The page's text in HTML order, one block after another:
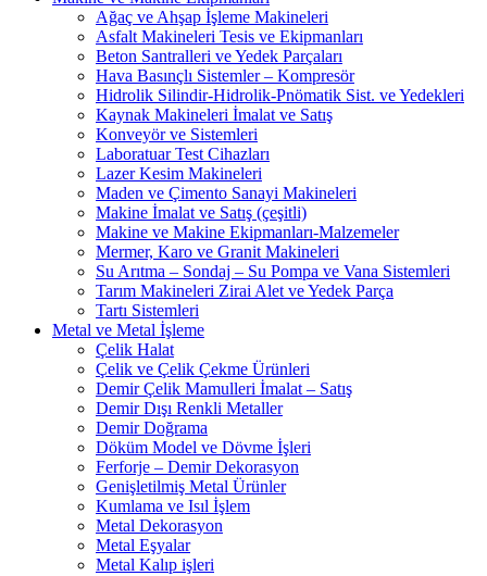
Ağaç ve Ahşap İşleme Makineleri
Asfalt Makineleri Tesis ve Ekipmanları
Beton Santralleri ve Yedek Parçaları
Hava Basınçlı Sistemler – Kompresör
Hidrolik Silindir-Hidrolik-Pnömatik Sist. ve Yedekleri
Kaynak Makineleri İmalat ve Satış
Konveyör ve Sistemleri
Laboratuar Test Cihazları
Lazer Kesim Makineleri
Maden ve Çimento Sanayi Makineleri
Makine İmalat ve Satış (çeşitli)
Makine ve Makine Ekipmanları-Malzemeler
Mermer, Karo ve Granit Makineleri
Su Arıtma – Sondaj – Su Pompa ve Vana Sistemleri
Tarım Makineleri Zirai Alet ve Yedek Parça
Tartı Sistemleri
Metal ve Metal İşleme
Çelik Halat
Çelik ve Çelik Çekme Ürünleri
Demir Çelik Mamulleri İmalat – Satış
Demir Dışı Renkli Metaller
Demir Doğrama
Döküm Model ve Dövme İşleri
Ferforje – Demir Dekorasyon
Genişletilmiş Metal Ürünler
Kumlama ve Isıl İşlem
Metal Dekorasyon
Metal Eşyalar
Metal Kalıp işleri